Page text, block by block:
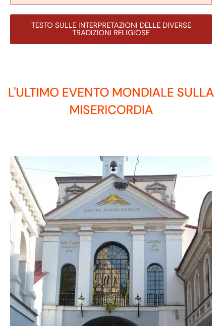
TESTO SULLE INTERPRETAZIONI DELLE DIVERSE
TRADIZIONI RELIGIOSE
L'ULTIMO EVENTO MONDIALE SULLA
MISERICORDIA